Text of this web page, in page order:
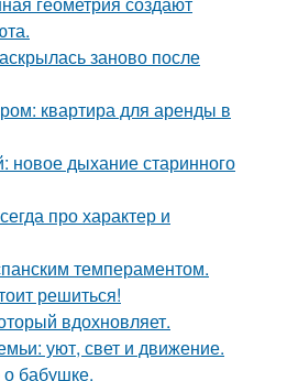
заново после
квартира для аренды в
новое дыхание старинного
про характер и
темпераментом.
решиться!
вдохновляет.
уют, свет и движение.
бабушке.